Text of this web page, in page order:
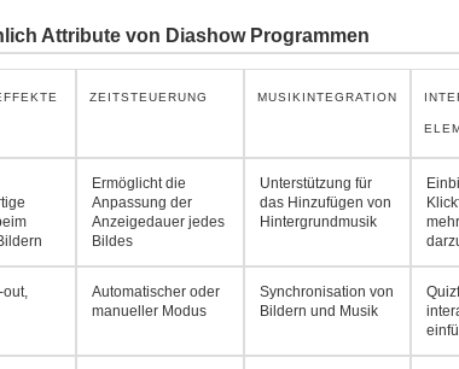
Attribute von Diashow Programmen
ZEITSTEUERUNG MUSIKINTEGRATION
Ermöglicht die
Anpassung der
Anzeigedauer jedes
Bildes
Unterstützung für
das Hinzufügen von
Hintergrundmusik
Automatischer oder
manueller Modus
Synchronisation von
Bildern und Musik